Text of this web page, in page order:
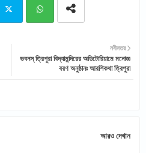
ats
নবীনতর
ভবনস্ ত্রিপুরা বিদ্যামন্দিরের অডিটোরিয়ামে মনোজ্ঞ
বরণ অনুষ্ঠানঃ আরশিকথা ত্রিপুরা
আরও দেখান